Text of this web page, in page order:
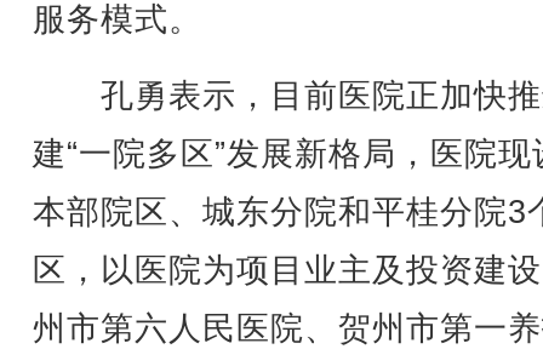
服务模式。
孔勇表示，目前医院正加快
建“一院多区”发展新格局，医院现
本部院区、城东分院和平桂分院3
区，以医院为项目业主及投资建
州市第六人民医院、贺州市第一